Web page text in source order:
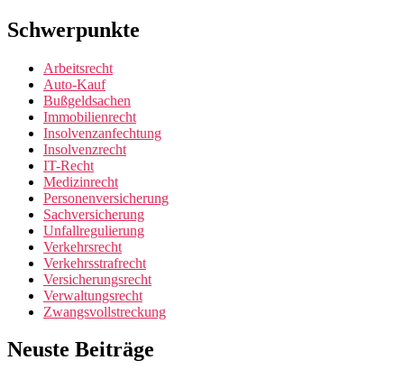
Schwerpunkte
Arbeitsrecht
Auto-Kauf
Bußgeldsachen
Immobilienrecht
Insolvenzanfechtung
Insolvenzrecht
IT-Recht
Medizinrecht
Personenversicherung
Sachversicherung
Unfallregulierung
Verkehrsrecht
Verkehrsstrafrecht
Versicherungsrecht
Verwaltungsrecht
Zwangsvollstreckung
Neuste Beiträge